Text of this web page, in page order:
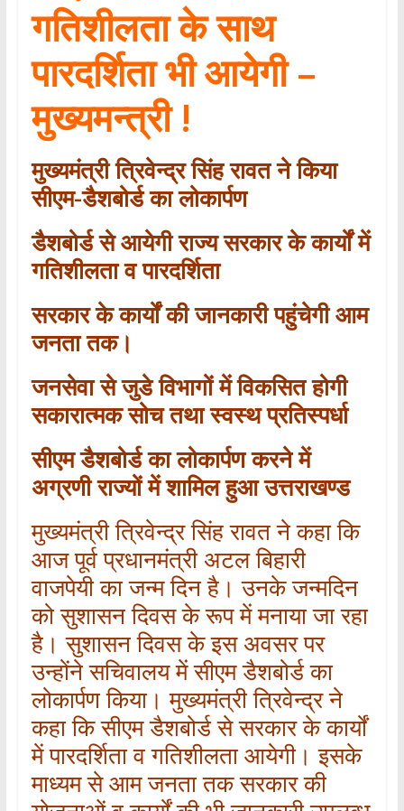
गतिशीलता के साथ
पारदर्शिता भी आयेगी –
मुख्यमन्त्री !
मुख्यमंत्री त्रिवेन्द्र सिंह रावत ने किया
सीएम-डैशबोर्ड का लोकार्पण
डैशबोर्ड से आयेगी राज्य सरकार के कार्यों में
गतिशीलता व पारदर्शिता
सरकार के कार्यों की जानकारी पहुंचेगी आम
जनता तक।
जनसेवा से जुडे विभागों में विकसित होगी
सकारात्मक सोच तथा स्वस्थ प्रतिस्पर्धा
सीएम डैशबोर्ड का लोकार्पण करने में
अग्रणी राज्यों में शामिल हुआ उत्तराखण्ड
मुख्यमंत्री त्रिवेन्द्र सिंह रावत ने कहा कि
आज पूर्व प्रधानमंत्री अटल बिहारी
वाजपेयी का जन्म दिन है। उनके जन्मदिन
को सुशासन दिवस के रूप में मनाया जा रहा
है। सुशासन दिवस के इस अवसर पर
उन्होंने सचिवालय में सीएम डैशबोर्ड का
लोकार्पण किया। मुख्यमंत्री त्रिवेन्द्र ने
कहा कि सीएम डैशबोर्ड से सरकार के कार्यों
में पारदर्शिता व गतिशीलता आयेगी। इसके
माध्यम से आम जनता तक सरकार की